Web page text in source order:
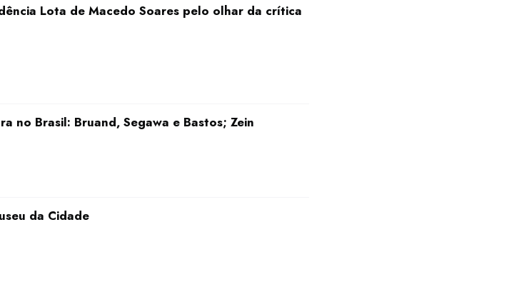
Lota de Macedo Soares pelo olhar da crítica
no Brasil: Bruand, Segawa e Bastos; Zein
da Cidade